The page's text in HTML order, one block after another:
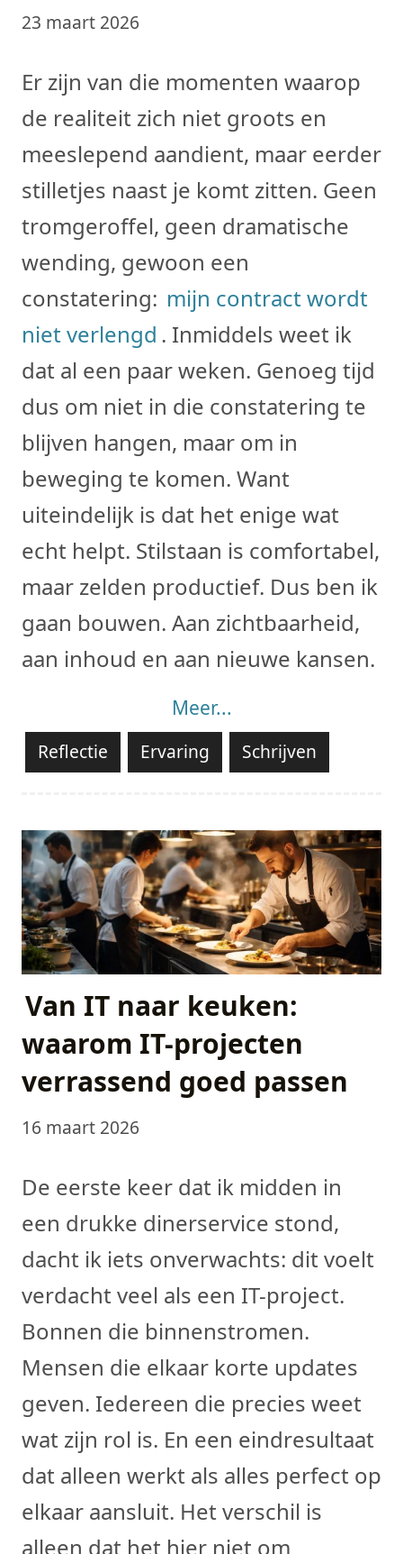
23 maart 2026
Er zijn van die momenten waarop
de realiteit zich niet groots en
meeslepend aandient, maar eerder
stilletjes naast je komt zitten. Geen
tromgeroffel, geen dramatische
wending, gewoon een
constatering: mijn contract wordt
niet verlengd . Inmiddels weet ik
dat al een paar weken. Genoeg tijd
dus om niet in die constatering te
blijven hangen, maar om in
beweging te komen. Want
uiteindelijk is dat het enige wat
echt helpt. Stilstaan is comfortabel,
maar zelden productief. Dus ben ik
gaan bouwen. Aan zichtbaarheid,
aan inhoud en aan nieuwe kansen.
Meer...
Reflectie Ervaring Schrijven
Van IT naar keuken:
waarom IT-projecten
verrassend goed passen
16 maart 2026
De eerste keer dat ik midden in
een drukke dinerservice stond,
dacht ik iets onverwachts: dit voelt
verdacht veel als een IT-project.
Bonnen die binnenstromen.
Mensen die elkaar korte updates
geven. Iedereen die precies weet
wat zijn rol is. En een eindresultaat
dat alleen werkt als alles perfect op
elkaar aansluit. Het verschil is
alleen dat het hier niet om